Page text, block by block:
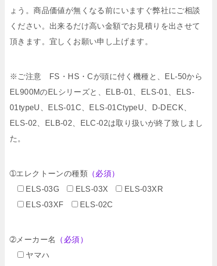
ょう。商品価値が無くなる前にいますぐ弊社にご相談
ください。出来るだけ高い金額でお見積りを出させて
頂きます。宜しくお願い申し上げます。
※ご注意 FS・HS・Cが頭に付く機種と、EL-50から
EL900MのELシリーズと、ELB-01、ELS-01、ELS-
01typeU、ELS-01C、ELS-01CtypeU、D-DECK、
ELS-02、ELB-02、ELC-02は取り扱いが終了致しまし
た。
➀エレクトーンの種類 （必須）
ELS-03G
ELS-03X
ELS-03XR
ELS-03XF
ELS-02C
➁メーカー名
（必須）
ヤマハ